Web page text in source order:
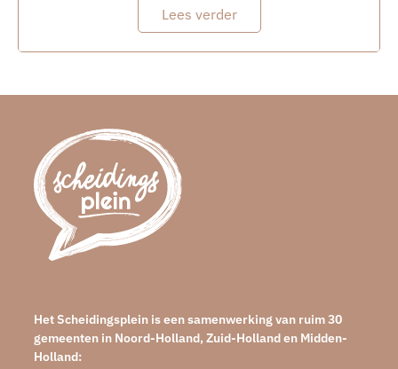
Lees verder
Het Scheidingsplein is een samenwerking van ruim 30
gemeenten in Noord-Holland, Zuid-Holland en Midden-
Holland: